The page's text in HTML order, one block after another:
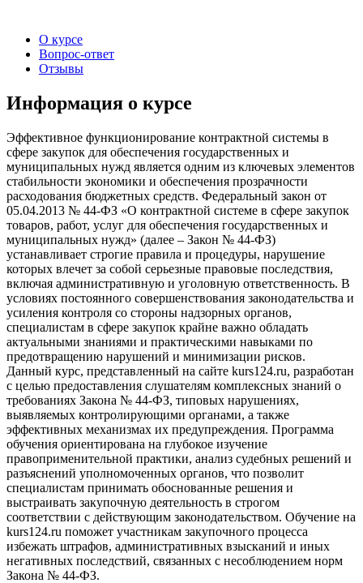
О курсе
Вопрос-ответ
Отзывы
Информация о курсе
Эффективное функционирование контрактной системы в
сфере закупок для обеспечения государственных и
муниципальных нужд является одним из ключевых элементов
стабильности экономики и обеспечения прозрачности
расходования бюджетных средств. Федеральный закон от
05.04.2013 № 44-ФЗ «О контрактной системе в сфере закупок
товаров, работ, услуг для обеспечения государственных и
муниципальных нужд» (далее – Закон № 44-ФЗ)
устанавливает строгие правила и процедуры, нарушение
которых влечет за собой серьезные правовые последствия,
включая административную и уголовную ответственность. В
условиях постоянного совершенствования законодательства и
усиления контроля со стороны надзорных органов,
специалистам в сфере закупок крайне важно обладать
актуальными знаниями и практическими навыками по
предотвращению нарушений и минимизации рисков.
Данный курс, представленный на сайте kurs124.ru, разработан
с целью предоставления слушателям комплексных знаний о
требованиях Закона № 44-ФЗ, типовых нарушениях,
выявляемых контролирующими органами, а также
эффективных механизмах их предупреждения. Программа
обучения ориентирована на глубокое изучение
правоприменительной практики, анализ судебных решений и
разъяснений уполномоченных органов, что позволит
специалистам принимать обоснованные решения и
выстраивать закупочную деятельность в строгом
соответствии с действующим законодательством. Обучение на
kurs124.ru поможет участникам закупочного процесса
избежать штрафов, административных взысканий и иных
негативных последствий, связанных с несоблюдением норм
Закона № 44-ФЗ.